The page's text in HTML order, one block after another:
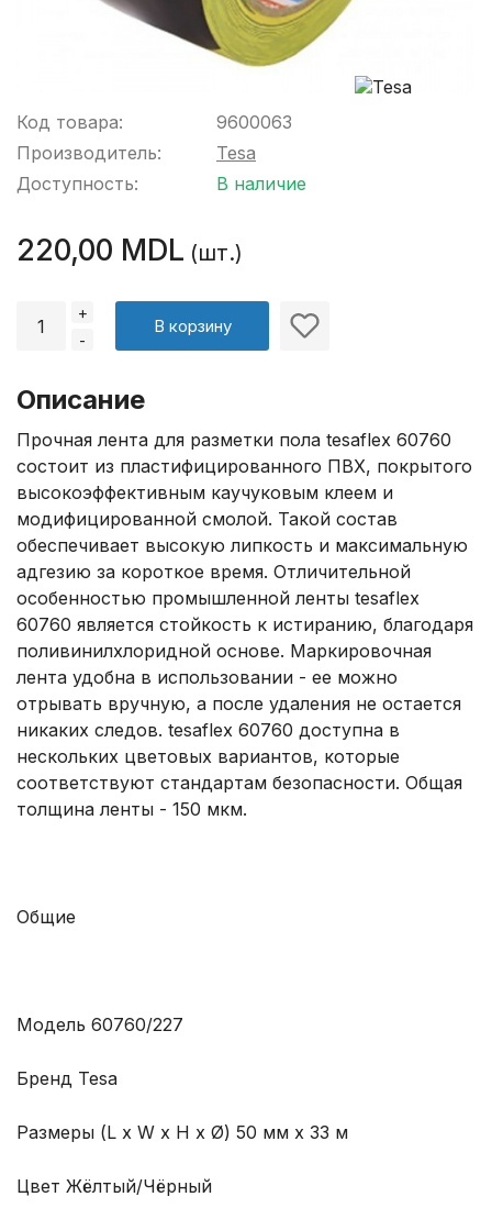
Код товара:
Производитель:
Доступность:
9600063
Tesa
В наличие
220,00 MDL (шт.)
+
-
В корзину
Описание
Прочная лента для разметки пола tesaflex 60760
состоит из пластифицированного ПВХ, покрытого
высокоэффективным каучуковым клеем и
модифицированной смолой. Такой состав
обеспечивает высокую липкость и максимальную
адгезию за короткое время. Отличительной
особенностью промышленной ленты tesaflex
60760 является стойкость к истиранию, благодаря
поливинилхлоридной основе. Маркировочная
лента удобна в использовании - ее можно
отрывать вручную, а после удаления не остается
никаких следов. tesaflex 60760 доступна в
нескольких цветовых вариантов, которые
соответствуют стандартам безопасности. Общая
толщина ленты - 150 мкм.
Общие
Модель 60760/227
Бренд Tesa
Размеры (L x W x H x Ø) 50 мм x 33 м
Цвет Жёлтый/Чёрный